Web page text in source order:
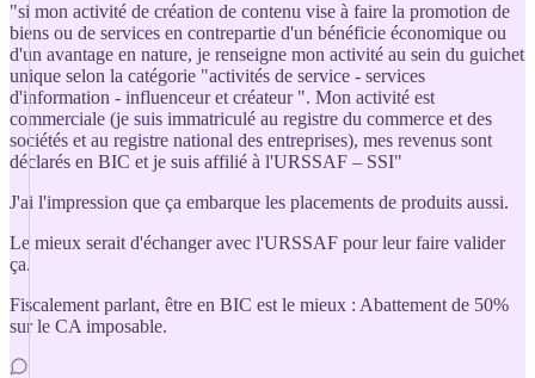
"si mon activité de création de contenu vise à faire la promotion de
biens ou de services en contrepartie d'un bénéficie économique ou
d'un avantage en nature, je renseigne mon activité au sein du guichet
unique selon la catégorie "activités de service - services
d'information - influenceur et créateur ". Mon activité est
commerciale (je suis immatriculé au registre du commerce et des
sociétés et au registre national des entreprises), mes revenus sont
déclarés en BIC et je suis affilié à l'URSSAF – SSI"
J'ai l'impression que ça embarque les placements de produits aussi.
Le mieux serait d'échanger avec l'URSSAF pour leur faire valider
ça.
Fiscalement parlant, être en BIC est le mieux : Abattement de 50%
sur le CA imposable.